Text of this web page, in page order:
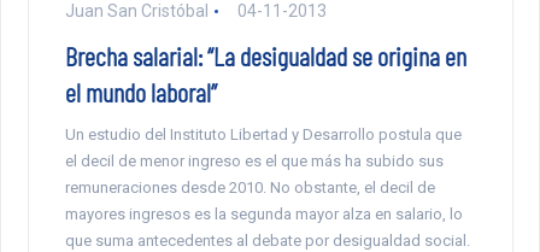
Juan San Cristóbal 04-11-2013
Brecha salarial: “La desigualdad se origina en
el mundo laboral”
Un estudio del Instituto Libertad y Desarrollo postula que
el decil de menor ingreso es el que más ha subido sus
remuneraciones desde 2010. No obstante, el decil de
mayores ingresos es la segunda mayor alza en salario, lo
que suma antecedentes al debate por desigualdad social.